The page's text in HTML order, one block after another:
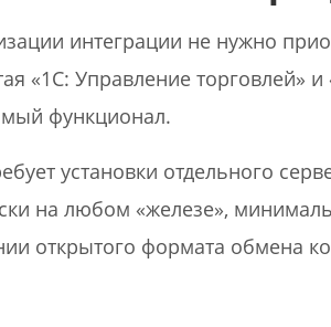
интеграции не нужно
«1С: Управление торговлей»
функционал.
установки отдельного
на любом «железе»,
открытого формата обмена